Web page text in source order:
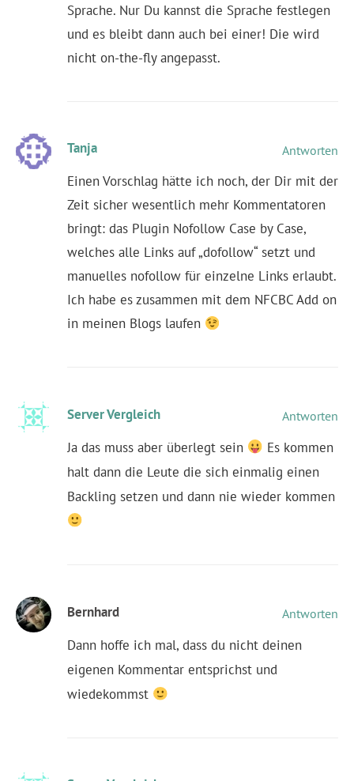
Sprache. Nur Du kannst die Sprache festlegen
und es bleibt dann auch bei einer! Die wird
nicht on-the-fly angepasst.
Tanja Antworten
Einen Vorschlag hätte ich noch, der Dir mit der
Zeit sicher wesentlich mehr Kommentatoren
bringt: das Plugin Nofollow Case by Case,
welches alle Links auf „dofollow“ setzt und
manuelles nofollow für einzelne Links erlaubt.
Ich habe es zusammen mit dem NFCBC Add on
in meinen Blogs laufen
Server Vergleich Antworten
Ja das muss aber überlegt sein
Es kommen
halt dann die Leute die sich einmalig einen
Backling setzen und dann nie wieder kommen
Bernhard Antworten
Dann hoffe ich mal, dass du nicht deinen
eigenen Kommentar entsprichst und
wiedekommst